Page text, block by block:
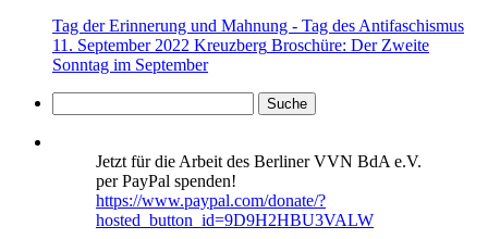
Tag der Erinnerung und Mahnung - Tag des Antifaschismus
11. September 2022 Kreuzberg Broschüre: Der Zweite
Sonntag im September
Jetzt für die Arbeit des Berliner VVN BdA e.V.
per PayPal spenden!
https://www.paypal.com/donate/?
hosted_button_id=9D9H2HBU3VALW